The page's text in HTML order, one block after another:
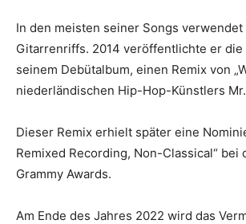
In den meisten seiner Songs verwendet
Gitarrenriffs. 2014 veröffentlichte er die
seinem Debütalbum, einen Remix von
niederländischen Hip-Hop-Künstlers
Dieser Remix erhielt später eine
Remixed Recording, Non-Classical“ bei
Grammy Awards.
Am Ende des Jahres 2022 wird das